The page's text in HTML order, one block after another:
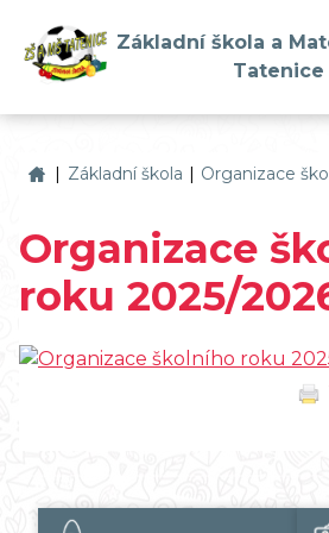
Základní škola a
Tatenice
Základní škola a Mateřská škola
| Základní škola | Organizace
Organizace
roku 2025/